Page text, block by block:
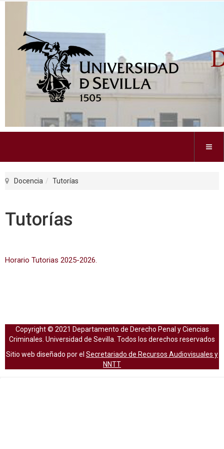
Docencia Tutorías
Tutorías
Horario Tutorias 2025-2026.
Copyright © 2021 Departamento de Derecho Penal y Ciencias
Criminales. Universidad de Sevilla. Todos los derechos reservados
Sitio web diseñado por el Secretariado de Recursos Audiovisuales y
NNTT